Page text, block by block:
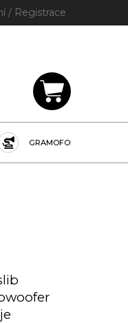
NÁKUPNÍ
GRAMOFONY